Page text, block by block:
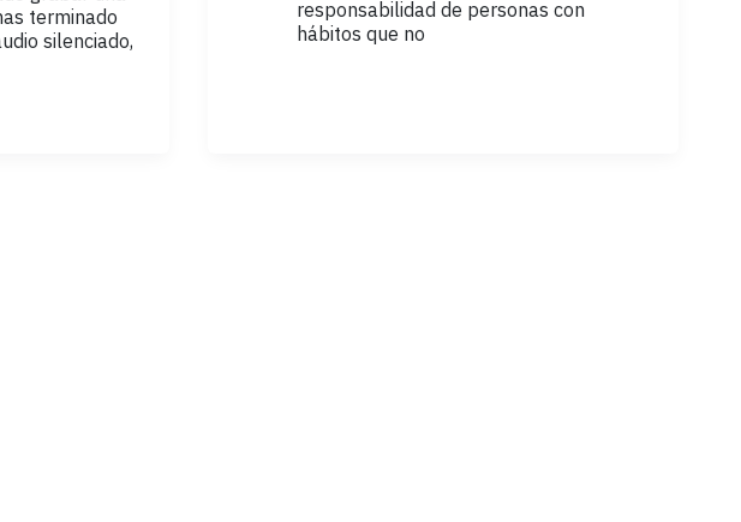
terminado
silenciado,
responsabilidad de personas con
hábitos que no